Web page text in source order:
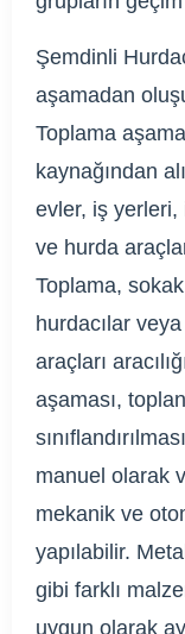
Şemdinli
aşamadan
Toplama
kaynağından
evler, iş yerleri,
ve hurda
Toplama,
hurdacılar
araçları
aşaması,
manuel olarak
mekanik ve
yapılabilir.
gibi farklı
uygun olarak